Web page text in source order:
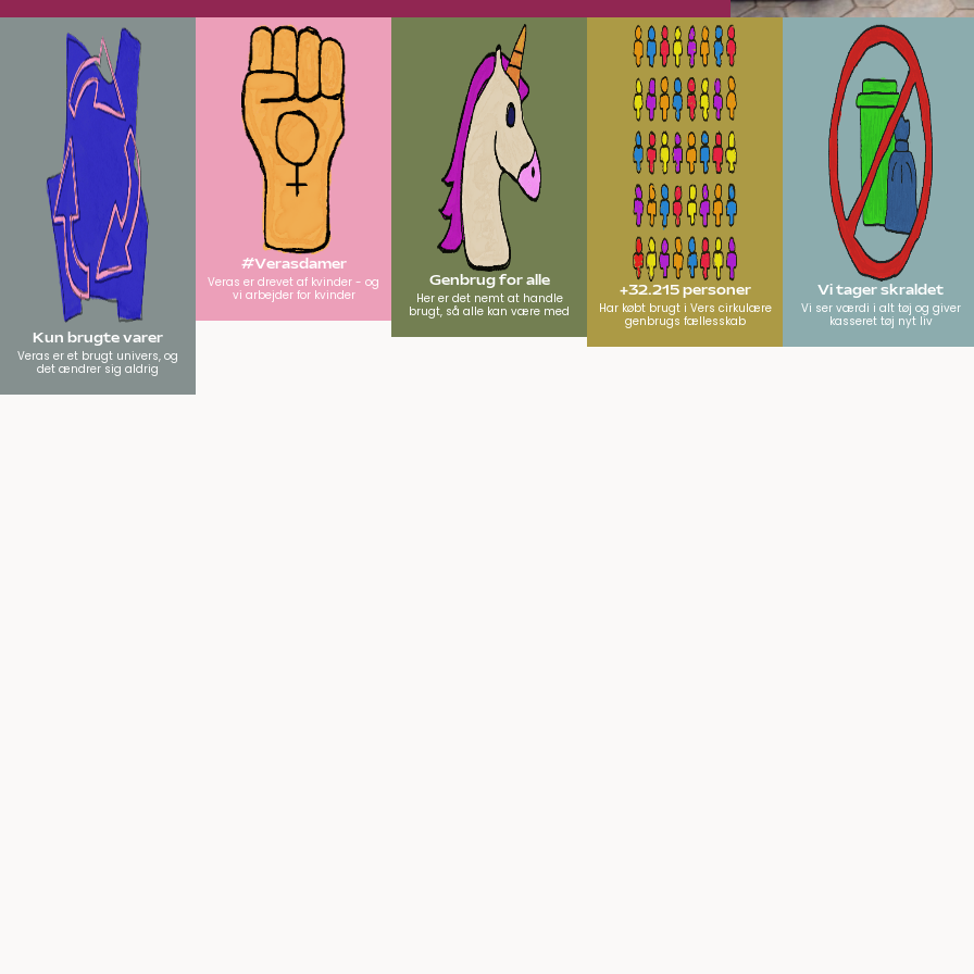
Kun brugte varer
Veras er et brugt univers, og
det ændrer sig aldrig
#Verasdamer
Veras er drevet af kvinder - og
vi arbejder for kvinder
Genbrug for alle
Her er det nemt at handle
brugt, så alle kan være med
+32.215 personer
Har købt brugt i Vers cirkulære
genbrugs fællesskab
Vi tager skraldet
Vi ser værdi i alt tøj og giver
kasseret tøj nyt liv